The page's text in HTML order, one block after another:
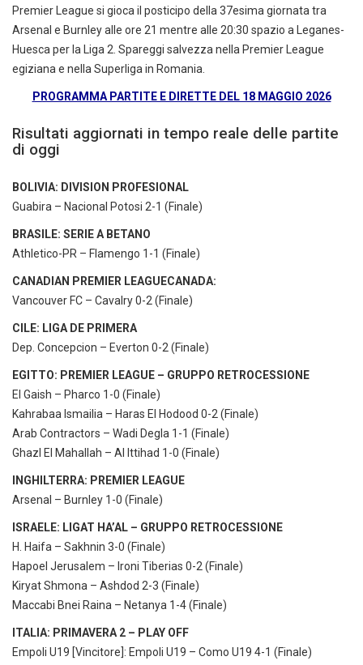
Premier League si gioca il posticipo della 37esima giornata tra
Arsenal e Burnley alle ore 21 mentre alle 20:30 spazio a Leganes-
Huesca per la Liga 2. Spareggi salvezza nella Premier League
egiziana e nella Superliga in Romania.
PROGRAMMA PARTITE E DIRETTE DEL 18 MAGGIO 2026
Risultati aggiornati in tempo reale delle partite
di oggi
BOLIVIA: DIVISION PROFESIONAL
Guabira – Nacional Potosi 2-1 (Finale)
BRASILE: SERIE A BETANO
Athletico-PR – Flamengo 1-1 (Finale)
CANADIAN PREMIER LEAGUECANADA:
Vancouver FC – Cavalry 0-2 (Finale)
CILE: LIGA DE PRIMERA
Dep. Concepcion – Everton 0-2 (Finale)
EGITTO: PREMIER LEAGUE – GRUPPO RETROCESSIONE
El Gaish – Pharco 1-0 (Finale)
Kahrabaa Ismailia – Haras El Hodood 0-2 (Finale)
Arab Contractors – Wadi Degla 1-1 (Finale)
Ghazl El Mahallah – Al Ittihad 1-0 (Finale)
INGHILTERRA: PREMIER LEAGUE
Arsenal – Burnley 1-0 (Finale)
ISRAELE: LIGAT HA’AL – GRUPPO RETROCESSIONE
H. Haifa – Sakhnin 3-0 (Finale)
Hapoel Jerusalem – Ironi Tiberias 0-2 (Finale)
Kiryat Shmona – Ashdod 2-3 (Finale)
Maccabi Bnei Raina – Netanya 1-4 (Finale)
ITALIA: PRIMAVERA 2 – PLAY OFF
Empoli U19 [Vincitore]: Empoli U19 – Como U19 4-1 (Finale)